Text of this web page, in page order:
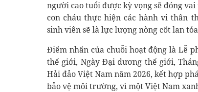
người cao tuổi được kỳ vọng sẽ đóng
con cháu thực hiện các hành vi thân
sinh viên sẽ là lực lượng nòng cốt lan
Điểm nhấn của chuỗi hoạt động là Lễ
thế giới, Ngày Đại dương thế giới,
Hải đảo Việt Nam năm 2026, kết hợp
bảo vệ môi trường, vì một Việt Nam